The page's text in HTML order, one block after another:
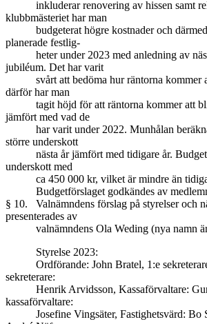
inkluderar renovering av hissen samt
klubbmästeriet har man
budgeterat högre kostnader och därmed
planerade festlig-
heter under 2023 med anledning av
jubiléum. Det har varit
svårt att bedöma hur räntorna kommer
därför har man
tagit höjd för att räntorna kommer att bli
jämfört med vad de
har varit under 2022. Munhålan
större underskott
nästa år jämfört med tidigare år.
underskott med
ca 450 000 kr, vilket är mindre än
Budgetförslaget godkändes av
§ 10. Valnämndens förslag på styrelser och
presenterades av
valnämndens Ola Weding (nya namn är
Styrelse 2023:
Ordförande: John Bratel, 1:e
sekreterare:
Henrik Arvidsson, Kassaförvaltare:
kassaförvaltare:
Josefine Vingsäter, Fastighetsvärd: Bo